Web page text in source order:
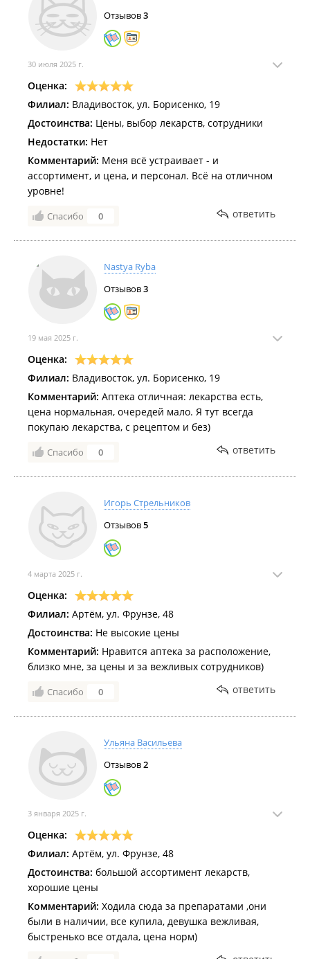
Отзывов3
30 июля 2025 г.
Оценка:
Филиал: Владивосток, ул. Борисенко, 19
Достоинства: Цены, выбор лекарств, сотрудники
Недостатки: Нет
Комментарий: Меня всё устраивает - и
ассортимент, и цена, и персонал. Всё на отличном
уровне!
Спасибо 0 ответить
Nastya Ryba
Отзывов3
19 мая 2025 г.
Оценка:
Филиал: Владивосток, ул. Борисенко, 19
Комментарий: Аптека отличная: лекарства есть,
цена нормальная, очередей мало. Я тут всегда
покупаю лекарства, с рецептом и без)
Спасибо 0 ответить
Игорь Стрельников
Отзывов5
4 марта 2025 г.
Оценка:
Филиал: Артём, ул. Фрунзе, 48
Достоинства: Не высокие цены
Комментарий: Нравится аптека за расположение,
близко мне, за цены и за вежливых сотрудников)
Спасибо 0 ответить
Ульяна Васильева
Отзывов2
3 января 2025 г.
Оценка:
Филиал: Артём, ул. Фрунзе, 48
Достоинства: большой ассортимент лекарств,
хорошие цены
Комментарий: Ходила сюда за препаратами ,они
были в наличии, все купила, девушка вежливая,
быстренько все отдала, цена норм)